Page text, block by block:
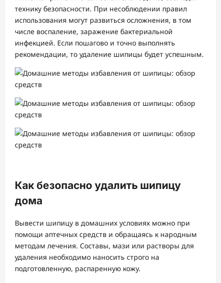
технику безопасности. При несоблюдении правил
использования могут развиться осложнения, в том
числе воспаление, заражение бактериальной
инфекцией. Если пошагово и точно выполнять
рекомендации, то удаление шипицы будет успешным.
Как безопасно удалить шипицу
дома
Вывести шипицу в домашних условиях можно при
помощи аптечных средств и обращаясь к народным
методам лечения. Составы, мази или растворы для
удаления необходимо наносить строго на
подготовленную, распаренную кожу.